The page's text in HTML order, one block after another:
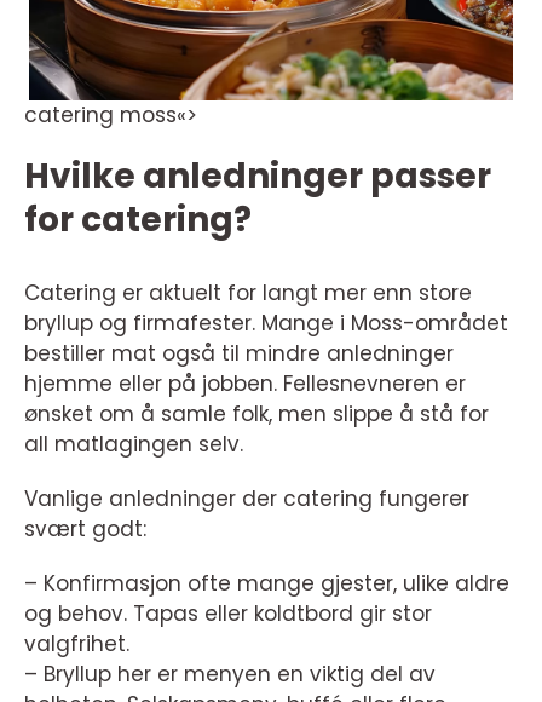
catering moss«>
Hvilke anledninger passer
for catering?
Catering er aktuelt for langt mer enn store
bryllup og firmafester. Mange i Moss-området
bestiller mat også til mindre anledninger
hjemme eller på jobben. Fellesnevneren er
ønsket om å samle folk, men slippe å stå for
all matlagingen selv.
Vanlige anledninger der catering fungerer
svært godt:
– Konfirmasjon ofte mange gjester, ulike aldre
og behov. Tapas eller koldtbord gir stor
valgfrihet.
– Bryllup her er menyen en viktig del av